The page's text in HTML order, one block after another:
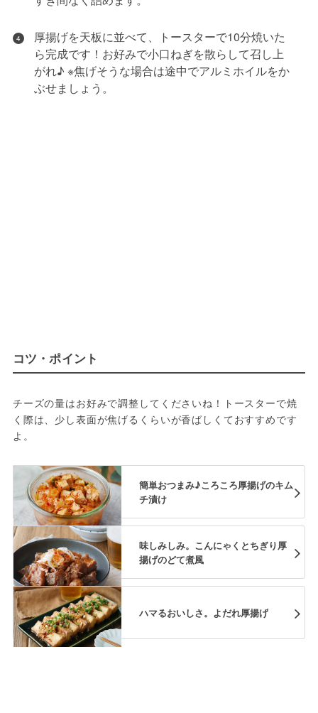
4
厚揚げを天板に並べて、トースターで10分焼いた
ら完成です！お好みで小口ねぎを散らして召し上
がれ♪ ※焦げそうな場合は途中でアルミホイルをか
ぶせましょう。
コツ・ポイント
チーズの量はお好みで調整してくださいね！トースターで焼
く際は、少し表面が焦げるくらいが香ばしくておすすめです
よ。
簡単おつまみ♪ころころ厚揚げのキム
チ漬け
味しみしみ。こんにゃくとちぎり厚
揚げのどて煮風
ハマるおいしさ。よだれ厚揚げ